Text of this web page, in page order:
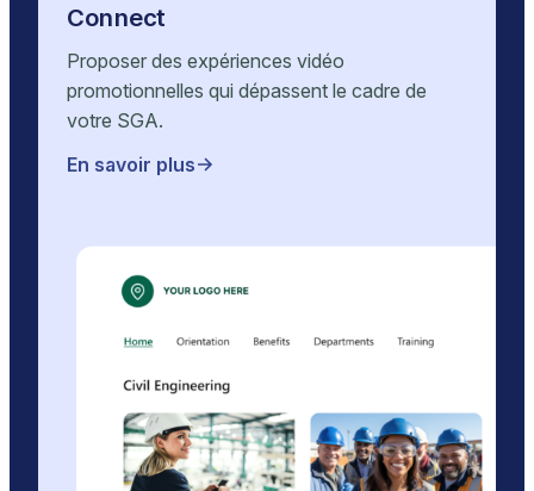
Connect
Proposer des expériences vidéo
promotionnelles qui dépassent le cadre de
votre SGA.
En savoir plus